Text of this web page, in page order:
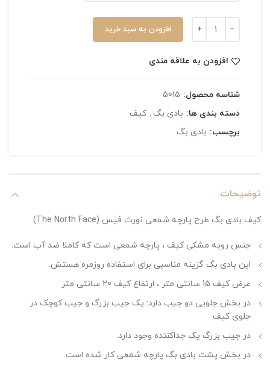
افزودن به سبد خرید
افزودن به علاقه مندی
شناسه محصول: 5015
دسته بندی ها: بادی بگ , کیف
برچسب: بادی بگ
توضیحات
کیف بادی بگ طرح پارچه شمعی نورث فیس (The North Face)
جنس رویه مشکی کیف ، پارچه شمعی است که کاملا ضد آب است.
این بادی بگ گزینه مناسبی برای استفاده روزمره هستش.
عرض کیف 15 سانتی متر ، ارتفاع کیف 20 سانتی متر
در بخش جلویی دو جیب دارد: یک جیب بزرگ و جیب کوچک در
جلوی کیف
در جیب بزرگ یک جداکننده وجود دارد.
در بخش پشت بادی بگ پارچه شمعی کار شده است.